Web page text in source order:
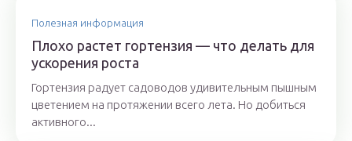
Полезная информация
Плохо растет гортензия — что делать для
ускорения роста
Гортензия радует садоводов удивительным пышным
цветением на протяжении всего лета. Но добиться
активного...